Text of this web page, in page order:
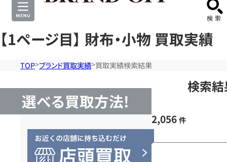
【1ページ目】 財布・小物 買取実績
TOP ブランド買取実績 買取実績検索結果
選べる買取方法!
検索
2,056 件